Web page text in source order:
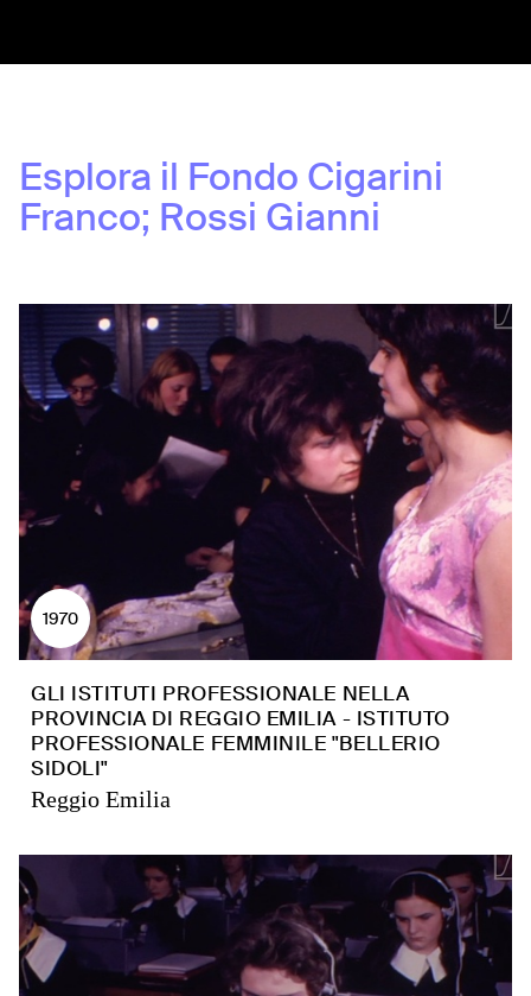
Esplora il Fondo Cigarini
Franco; Rossi Gianni
1970
GLI ISTITUTI PROFESSIONALE NELLA
PROVINCIA DI REGGIO EMILIA - ISTITUTO
PROFESSIONALE FEMMINILE "BELLERIO
SIDOLI"
Reggio Emilia